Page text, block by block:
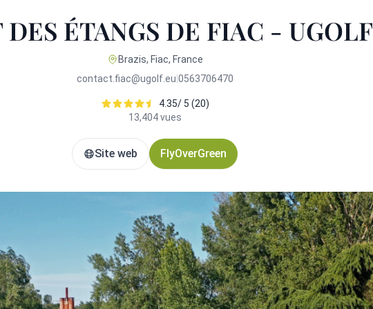
DES ÉTANGS DE FIAC - UGOLF
Brazis, Fiac, France
contact.fiac@ugolf.eu 0563706470
4.35/ 5 (20)
13,404 vues
Site web FlyOverGreen